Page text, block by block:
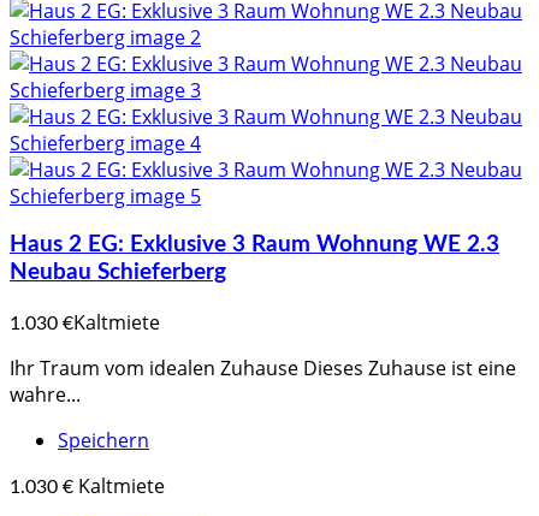
Haus 2 EG: Exklusive 3 Raum Wohnung WE 2.3
Neubau Schieferberg
1.030 €Kaltmiete
Ihr Traum vom idealen Zuhause Dieses Zuhause ist eine
wahre...
Speichern
1.030 € Kaltmiete